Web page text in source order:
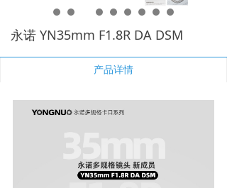
活动中心
下载与支持
永诺 YN35mm F1.8R DA DSM
产品详情